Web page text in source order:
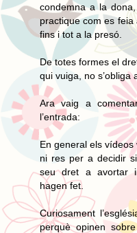
condemna a la
practique com es
fins i tot a la presó.
De totes formes el
qui vuiga, no s’obliga
Ara vaig a
l’entrada:
En general els vídeos
ni res per a decidir
seu dret a avortar
hagen fet.
Curiosament
perquè opinen